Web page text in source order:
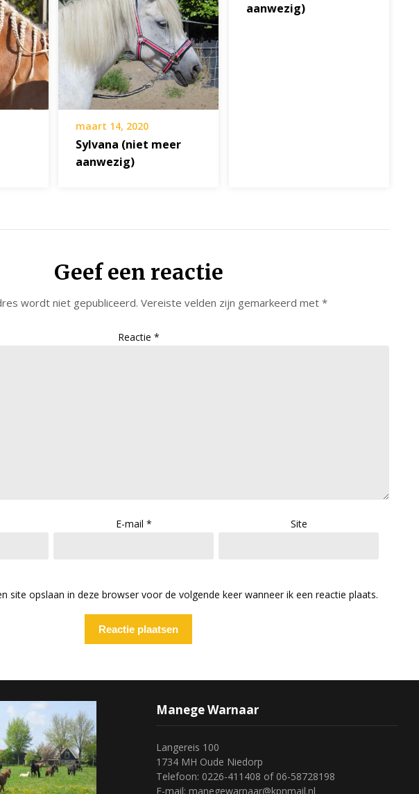
maart 14, 2020
Sylvana (niet meer
aanwezig)
aanwezig)
Geef een reactie
wordt niet gepubliceerd. Vereiste velden zijn gemarkeerd met*
Reactie *
E-mail * Site
site opslaan in deze browser voor de volgende keer wanneer ik een reactie plaats.
Manege Warnaar
Langereis 100
1734 MH Oude Niedorp
Telefoon: 0226-411408 of 06-58728198
E-mail: manegewarnaar@kpnmail.nl